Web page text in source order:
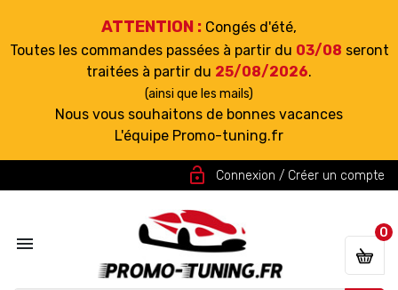
ATTENTION : Congés d'été,
Toutes les commandes passées à partir du 03/08 seront
traitées à partir du 25/08/2026.
(ainsi que les mails)
Nous vous souhaitons de bonnes vacances
L'équipe Promo-tuning.fr
lock_open Connexion / Créer un compte

0